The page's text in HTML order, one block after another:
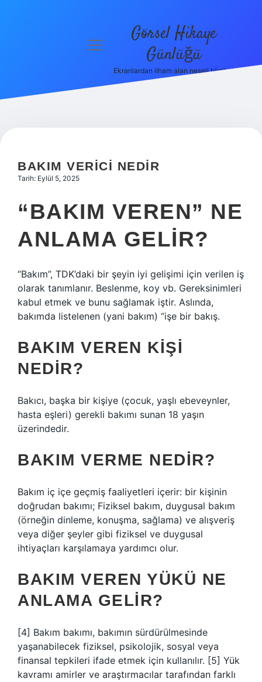
Hakkımızda
menüyü
Görsel Hikaye
Günlüğü
Ekranlardan ilham alan neşeli bilgiler!
BAKIM VERICI NEDIR
Tarih: Eylül 5, 2025
“BAKIM VEREN” NE
ANLAMA GELIR?
“Bakım”, TDK’daki bir şeyin iyi gelişimi için verilen iş
olarak tanımlanır. Beslenme, koy vb. Gereksinimleri
kabul etmek ve bunu sağlamak iştir. Aslında,
bakımda listelenen (yani bakım) “işe bir bakış.
BAKIM VEREN KIŞI
NEDIR?
Bakıcı, başka bir kişiye (çocuk, yaşlı ebeveynler,
hasta eşleri) gerekli bakımı sunan 18 yaşın
üzerindedir.
BAKIM VERME NEDIR?
Bakım iç içe geçmiş faaliyetleri içerir: bir kişinin
doğrudan bakımı; Fiziksel bakım, duygusal bakım
(örneğin dinleme, konuşma, sağlama) ve alışveriş
veya diğer şeyler gibi fiziksel ve duygusal
ihtiyaçları karşılamaya yardımcı olur.
BAKIM VEREN YÜKÜ NE
ANLAMA GELIR?
[4] Bakım bakımı, bakımın sürdürülmesinde
yaşanabilecek fiziksel, psikolojik, sosyal veya
finansal tepkileri ifade etmek için kullanılır. [5] Yük
kavramı amirler ve araştırmacılar tarafından farklı